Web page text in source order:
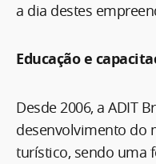
a dia destes
Educação e
Desde 2006, a ADIT
desenvolvimento do
turístico, sendo uma